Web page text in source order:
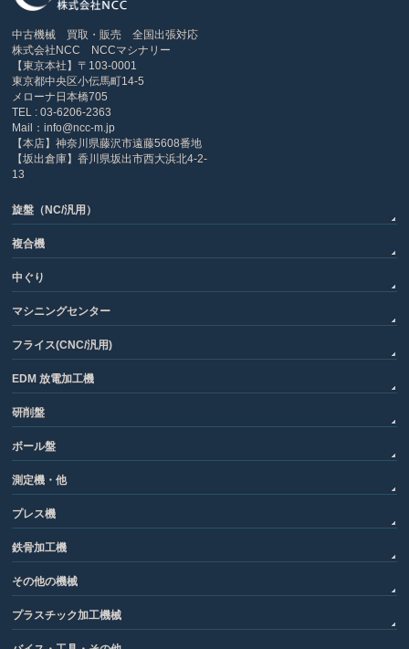
中古機械 買取・販売 全国出張対応
株式会社NCC NCCマシナリー
【東京本社】〒103-0001
東京都中央区小伝馬町14-5
メローナ日本橋705
TEL : 03-6206-2363
Mail：info@ncc-m.jp
【本店】神奈川県藤沢市遠藤5608番地
【坂出倉庫】香川県坂出市西大浜北4-2-
13
旋盤（NC/汎用）
複合機
中ぐり
マシニングセンター
フライス(CNC/汎用)
EDM 放電加工機
研削盤
ボール盤
測定機・他
プレス機
鉄骨加工機
その他の機械
プラスチック加工機械